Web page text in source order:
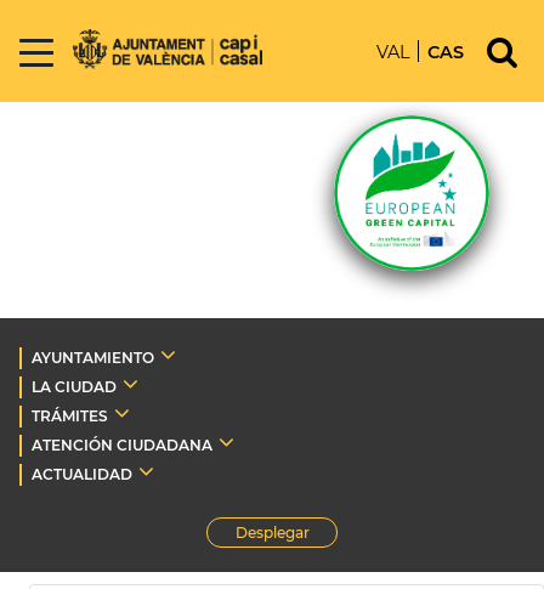
VAL CAS
AYUNTAMIENTO
LA CIUDAD
TRÁMITES
ATENCIÓN CIUDADANA
ACTUALIDAD
Desplegar